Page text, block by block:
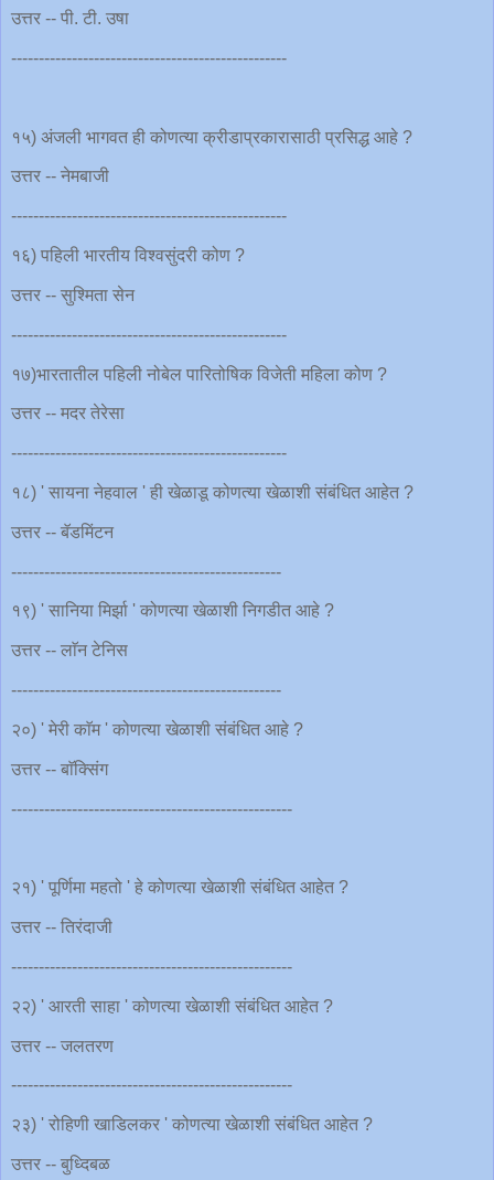
उत्तर -- पी. टी. उषा
--------------------------------------------------
१५) अंजली भागवत ही कोणत्या क्रीडाप्रकारासाठी प्रसिद्ध आहे ?
उत्तर -- नेमबाजी
--------------------------------------------------
१६) पहिली भारतीय विश्वसुंदरी कोण ?
उत्तर -- सुश्मिता सेन
--------------------------------------------------
१७)भारतातील पहिली नोबेल पारितोषिक विजेती महिला कोण ?
उत्तर -- मदर तेरेसा
--------------------------------------------------
१८) ' सायना नेहवाल ' ही खेळाडू कोणत्या खेळाशी संबंधित आहेत ?
उत्तर -- बॅडमिंटन
-------------------------------------------------
१९) ' सानिया मिर्झा ' कोणत्या खेळाशी निगडीत आहे ?
उत्तर -- लाॅन टेनिस
-------------------------------------------------
२०) ' मेरी काॅम ' कोणत्या खेळाशी संबंधित आहे ?
उत्तर -- बाॅक्सिंग
---------------------------------------------------
२१) ' पूर्णिमा महतो ' हे कोणत्या खेळाशी संबंधित आहेत ?
उत्तर -- तिरंदाजी
---------------------------------------------------
२२) ' आरती साहा ' कोणत्या खेळाशी संबंधित आहेत ?
उत्तर -- जलतरण
---------------------------------------------------
२३) ' रोहिणी खाडिलकर ' कोणत्या खेळाशी संबंधित आहेत ?
उत्तर -- बुध्दिबळ